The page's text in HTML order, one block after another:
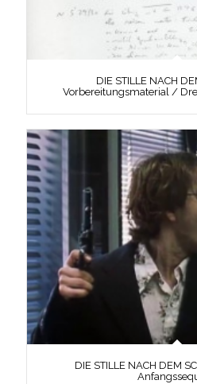
DIE STILLE NACH
Vorbereitungsmaterial /
DIE STILLE NACH DEM